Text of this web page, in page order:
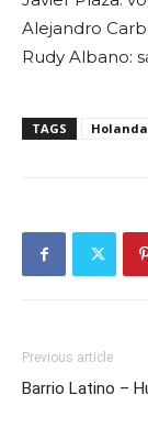
Alejandro
Rudy Albano:
TAGS Holanda
Previous article
Barrio Latino –